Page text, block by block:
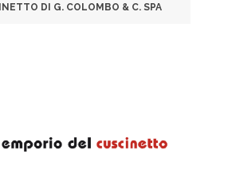
DI G. COLOMBO & C. SPA